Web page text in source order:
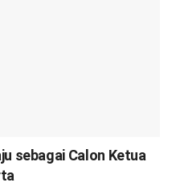
sebagai Calon Ketua